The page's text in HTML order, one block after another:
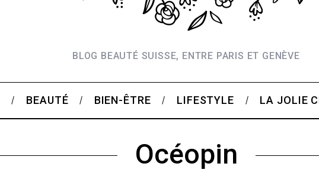
BLOG BEAUTÉ SUISSE, ENTRE PARIS ET GENÈVE
BEAUTÉ BIEN-ÊTRE LIFESTYLE LA JOLIE
Océopin